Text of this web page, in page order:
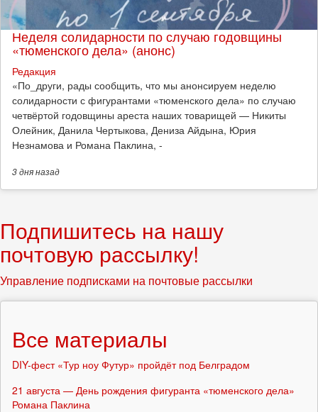
Неделя солидарности по случаю годовщины
«тюменского дела» (анонс)
Редакция
​«По_други, рады сообщить, что мы анонсируем неделю
солидарности с фигурантами «тюменского дела» по случаю
четвёртой годовщины ареста наших товарищей — Никиты
Олейник, Данила Чертыкова, Дениза Айдына, Юрия
Незнамова и Романа Паклина, -
3 дняназад
Подпишитесь на нашу
почтовую рассылку!
Управление подписками на почтовые рассылки
Все материалы
DIY-фест «Тур ноу Футур» пройдёт под Белградом
21 августа — День рождения фигуранта «тюменского дела»
Романа Паклина